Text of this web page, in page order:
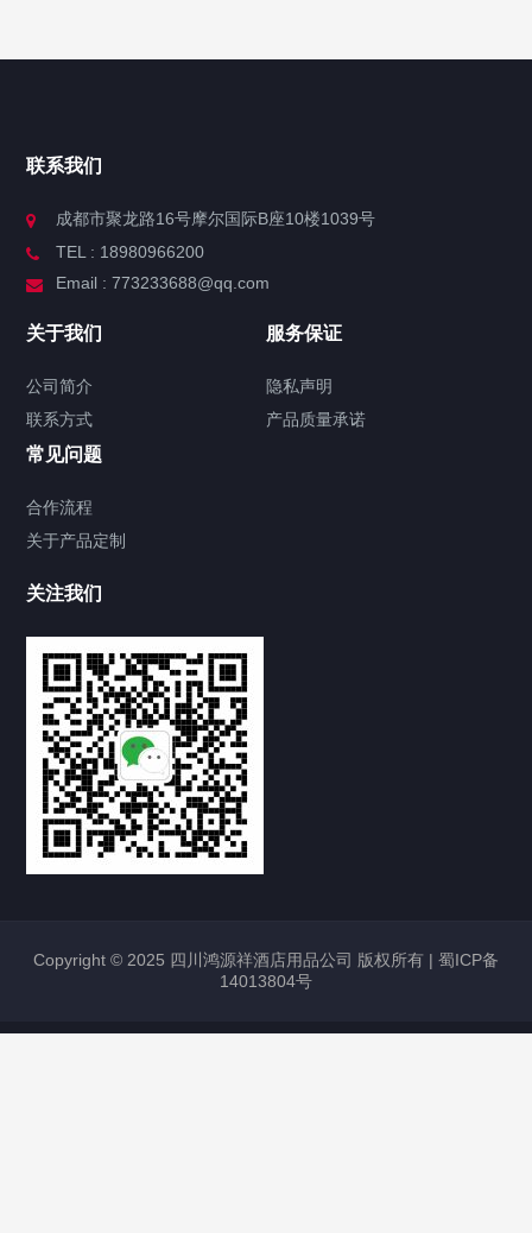
联系我们
成都市聚龙路16号摩尔国际B座10楼1039号
TEL : 18980966200
Email : 773233688@qq.com
关于我们
公司简介
联系方式
服务保证
隐私声明
产品质量承诺
常见问题
合作流程
关于产品定制
关注我们
Copyright © 2025 四川鸿源祥酒店用品公司 版权所有 | 蜀ICP备
14013804号